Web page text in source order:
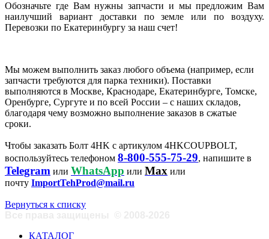
Обозначьте где Вам нужны запчасти и мы предложим Вам
наилучший вариант доставки по земле или по воздуху.
Перевозки по Екатеринбургу за наш счет!
Мы можем выполнить заказ любого объема (например, если
запчасти требуются для парка техники). Поставки
выполняются в Москве, Краснодаре, Екатеринбурге, Томске,
Оренбурге, Сургуте и по всей России – с наших складов,
благодаря чему возможно выполнение заказов в сжатые
сроки.
Чтобы заказать Болт 4HK с артикулом 4HKCOUPBOLT,
воспользуйтесь телефоном 8-800-555-75-29, напишите в
Telegram или WhatsApp или Max или
почту ImportTehProd@mail.ru
Вернуться к списку
КАТАЛОГ